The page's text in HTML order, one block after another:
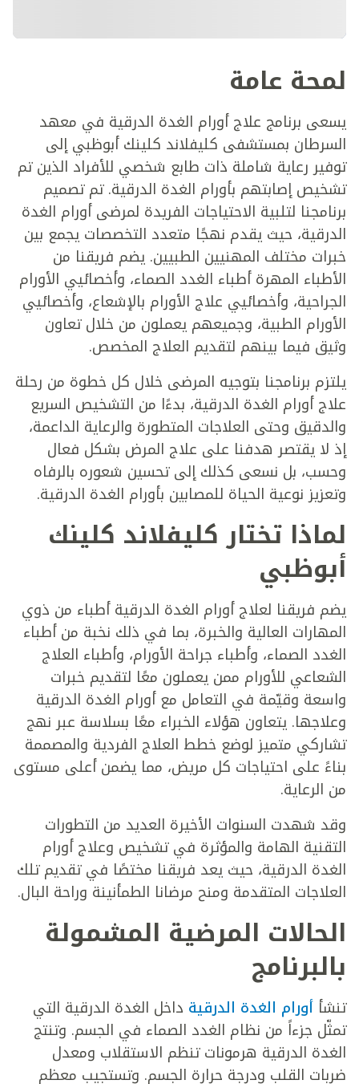
لمحة عامة
يسعى برنامج علاج أورام الغدة الدرقية في معهد
السرطان بمستشفى كليفلاند كلينك أبوظبي إلى
توفير رعاية شاملة ذات طابع شخصي للأفراد الذين تم
تشخيص إصابتهم بأورام الغدة الدرقية. تم تصميم
برنامجنا لتلبية الاحتياجات الفريدة لمرضى أورام الغدة
الدرقية، حيث يقدم نهجًا متعدد التخصصات يجمع بين
خبرات مختلف المهنيين الطبيين. يضم فريقنا من
الأطباء المهرة أطباء الغدد الصماء، وأخصائيي الأورام
الجراحية، وأخصائيي علاج الأورام بالإشعاع، وأخصائيي
الأورام الطبية، وجميعهم يعملون من خلال تعاون
وثيق فيما بينهم لتقديم العلاج المخصص.
يلتزم برنامجنا بتوجيه المرضى خلال كل خطوة من رحلة
علاج أورام الغدة الدرقية، بدءًا من التشخيص السريع
والدقيق وحتى العلاجات المتطورة والرعاية الداعمة،
إذ لا يقتصر هدفنا على علاج المرض بشكل فعال
وحسب، بل نسعى كذلك إلى تحسين شعوره بالرفاه
وتعزيز نوعية الحياة للمصابين بأورام الغدة الدرقية.
لماذا تختار كليفلاند كلينك
أبوظبي
يضم فريقنا لعلاج أورام الغدة الدرقية أطباء من ذوي
المهارات العالية والخبرة، بما في ذلك نخبة من أطباء
الغدد الصماء، وأطباء جراحة الأورام، وأطباء العلاج
الشعاعي للأورام ممن يعملون معًا لتقديم خبرات
واسعة وقيّمة في التعامل مع أورام الغدة الدرقية
وعلاجها. يتعاون هؤلاء الخبراء معًا بسلاسة عبر نهج
تشاركي متميز لوضع خطط العلاج الفردية والمصممة
بناءً على احتياجات كل مريض، مما يضمن أعلى مستوى
من الرعاية.
وقد شهدت السنوات الأخيرة العديد من التطورات
التقنية الهامة والمؤثرة في تشخيص وعلاج أورام
الغدة الدرقية، حيث يعد فريقنا مختصًا في تقديم تلك
العلاجات المتقدمة ومنح مرضانا الطمأنينة وراحة البال.
الحالات المرضية المشمولة
بالبرنامج
تنشأ أورام الغدة الدرقية داخل الغدة الدرقية التي
تمثّل جزءاً من نظام الغدد الصماء في الجسم. وتنتج
الغدة الدرقية هرمونات تنظم الاستقلاب ومعدل
ضربات القلب ودرجة حرارة الجسم. وتستجيب معظم